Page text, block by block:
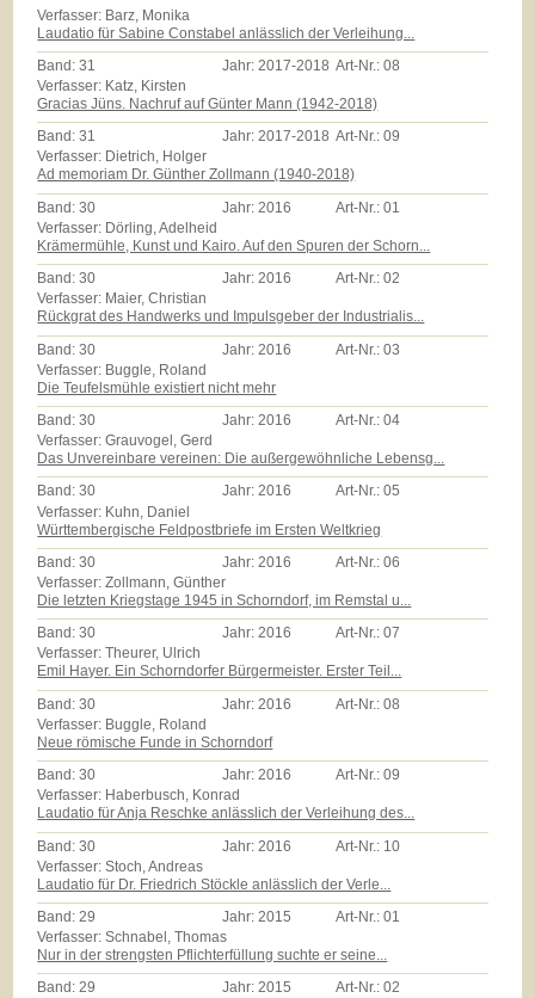
Verfasser: Barz, Monika
Laudatio für Sabine Constabel anlässlich der Verleihung...
Band:31 Jahr: 2017-2018 Art-Nr.:08
Verfasser: Katz, Kirsten
Gracias Jüns. Nachruf auf Günter Mann (1942-2018)
Band:31 Jahr:2017-2018 Art-Nr.:09
Verfasser: Dietrich, Holger
Ad memoriam Dr. Günther Zollmann (1940-2018)
Band:30 Jahr: 2016 Art-Nr.:01
Verfasser: Dörling, Adelheid
Krämermühle, Kunst und Kairo. Auf den Spuren der Schorn...
Band:30 Jahr:2016 Art-Nr.:02
Verfasser: Maier, Christian
Rückgrat des Handwerks und Impulsgeber der Industrialis...
Band:30 Jahr: 2016 Art-Nr.:03
Verfasser: Buggle, Roland
Die Teufelsmühle existiert nicht mehr
Band:30 Jahr:2016 Art-Nr.:04
Verfasser: Grauvogel, Gerd
Das Unvereinbare vereinen: Die außergewöhnliche Lebensg...
Band:30 Jahr:2016 Art-Nr.:05
Verfasser: Kuhn, Daniel
Württembergische Feldpostbriefe im Ersten Weltkrieg
Band:30 Jahr:2016 Art-Nr.:06
Verfasser: Zollmann, Günther
Die letzten Kriegstage 1945 in Schorndorf, im Remstal u...
Band:30 Jahr:2016 Art-Nr.:07
Verfasser: Theurer, Ulrich
Emil Hayer. Ein Schorndorfer Bürgermeister. Erster Teil...
Band:30 Jahr: 2016 Art-Nr.:08
Verfasser: Buggle, Roland
Neue römische Funde in Schorndorf
Band:30 Jahr:2016 Art-Nr.:09
Verfasser: Haberbusch, Konrad
Laudatio für Anja Reschke anlässlich der Verleihung des...
Band:30 Jahr: 2016 Art-Nr.: 10
Verfasser: Stoch, Andreas
Laudatio für Dr. Friedrich Stöckle anlässlich der Verle...
Band:29 Jahr:2015 Art-Nr.:01
Verfasser: Schnabel, Thomas
Nur in der strengsten Pflichterfüllung suchte er seine...
Band:29 Jahr:2015 Art-Nr.:02